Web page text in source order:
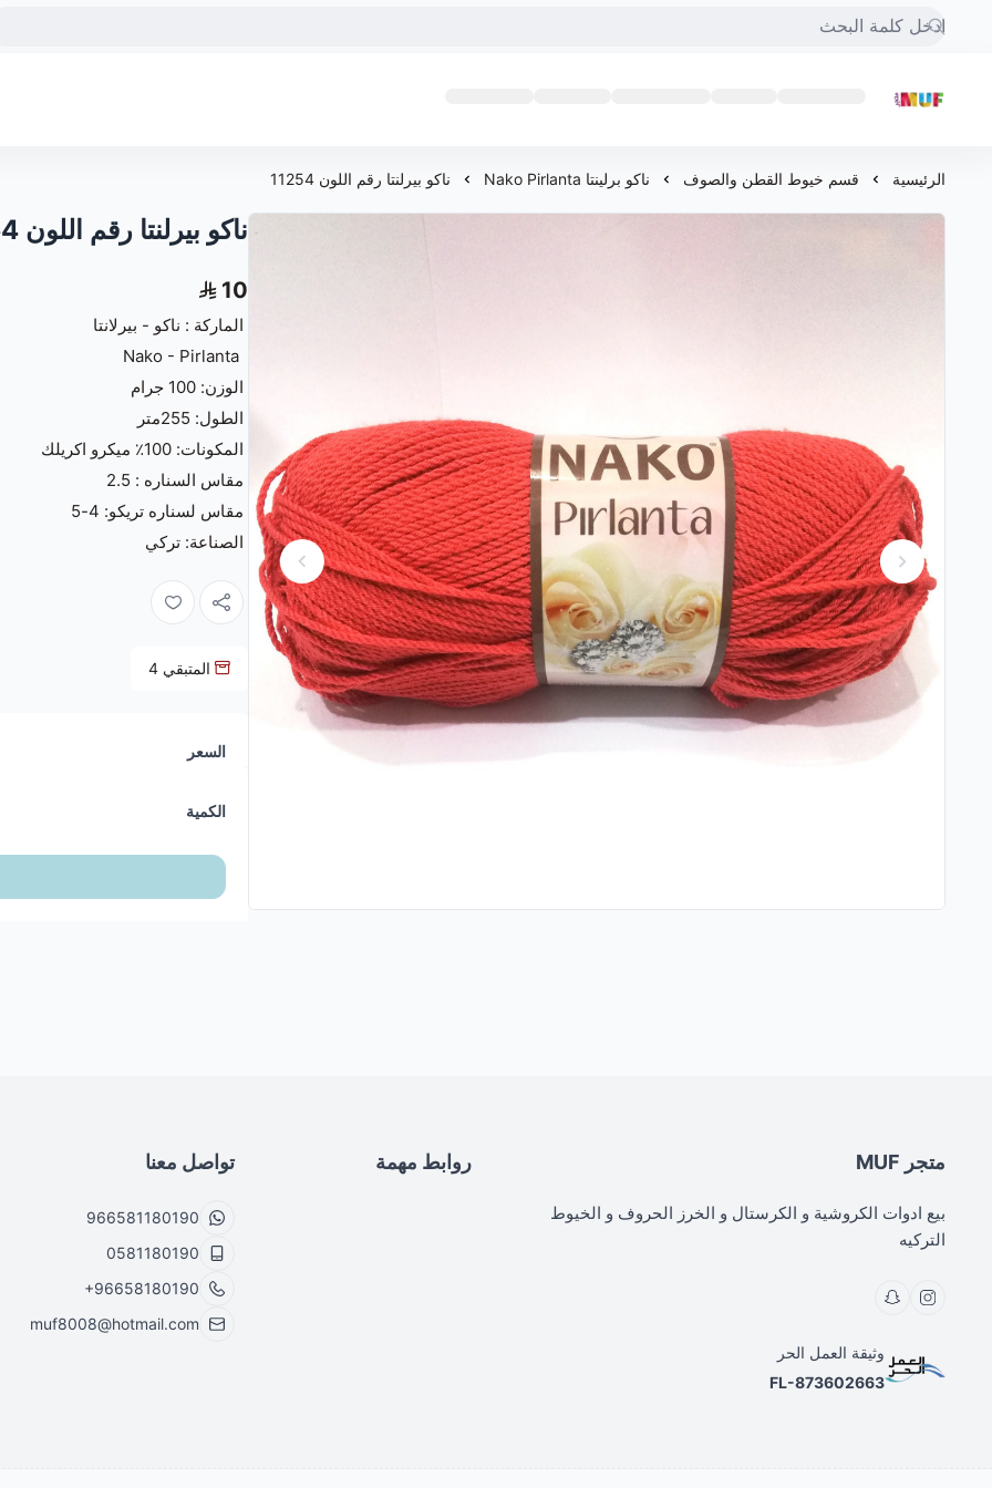
متجر MUF
الرئيسية قسم خيوط القطن والصوف ناكو برلينتا Nako Pirlanta ناكو بيرلنتا رقم اللون 11254
ناكو بيرلنتا رقم اللون 11254
10
الماركة : ناكو - بيرلانتا
الوزن: 100 جرام
الطول: 255متر
المكونات: 100٪‏ ميكرو اكريلك
مقاس السناره : 2.5
مقاس لسناره تريكو: 4-5
الصناعة: تركي
المتبقي 4
السعر
الكمية
متجر MUF
بيع ادوات الكروشية و الكرستال و الخرز الحروف و الخيوط
التركيه
وثيقة العمل الحر
FL-873602663
روابط مهمة تواصل معنا
966581180190
0581180190
+96658180190
muf8008@hotmail.com